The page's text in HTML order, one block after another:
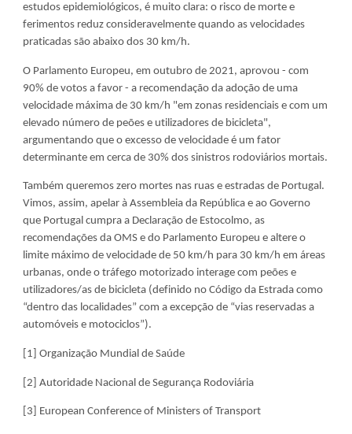
estudos epidemiológicos, é muito clara: o risco de morte e
ferimentos reduz consideravelmente quando as velocidades
praticadas são abaixo dos 30 km/h.
O Parlamento Europeu, em outubro de 2021, aprovou - com
90% de votos a favor - a recomendação da adoção de uma
velocidade máxima de 30 km/h "em zonas residenciais e com um
elevado número de peões e utilizadores de bicicleta",
argumentando que o excesso de velocidade é um fator
determinante em cerca de 30% dos sinistros rodoviários mortais.
Também queremos zero mortes nas ruas e estradas de Portugal.
Vimos, assim, apelar à Assembleia da República e ao Governo
que Portugal cumpra a Declaração de Estocolmo, as
recomendações da OMS e do Parlamento Europeu e altere o
limite máximo de velocidade de 50 km/h para 30 km/h em áreas
urbanas, onde o tráfego motorizado interage com peões e
utilizadores/as de bicicleta (definido no Código da Estrada como
“dentro das localidades” com a excepção de “vias reservadas a
automóveis e motociclos”).
[1] Organização Mundial de Saúde
[2] Autoridade Nacional de Segurança Rodoviária
[3] European Conference of Ministers of Transport